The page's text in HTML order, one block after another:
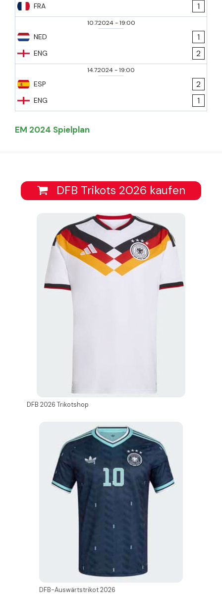
FRA
1
10.7.2024-19:00
NED
ENG
1
2
14.7.2024-19:00
ESP
ENG
2
1
EM 2024 Spielplan
DFB Trikots 2026 kaufen
DFB 2026 Trikotshop
DFB-Auswärtstrikot 2026